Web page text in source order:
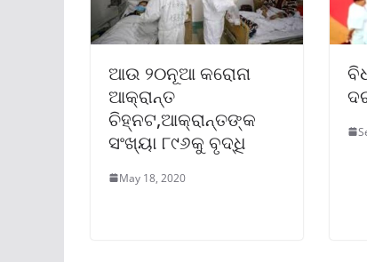
ଆଉ ୨୦ନୂଆ କରୋନା
ଆକ୍ରାନ୍ତ
ଚିହ୍ନଟ,ଆକ୍ରାନ୍ତଙ୍କ
ସଂଖ୍ୟା ୮୯୬କୁ ବୃଦ୍ଧି
May 18, 2020